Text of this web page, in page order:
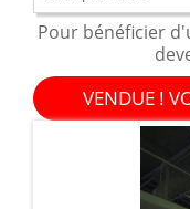
Pour bénéficier
VENDUE !